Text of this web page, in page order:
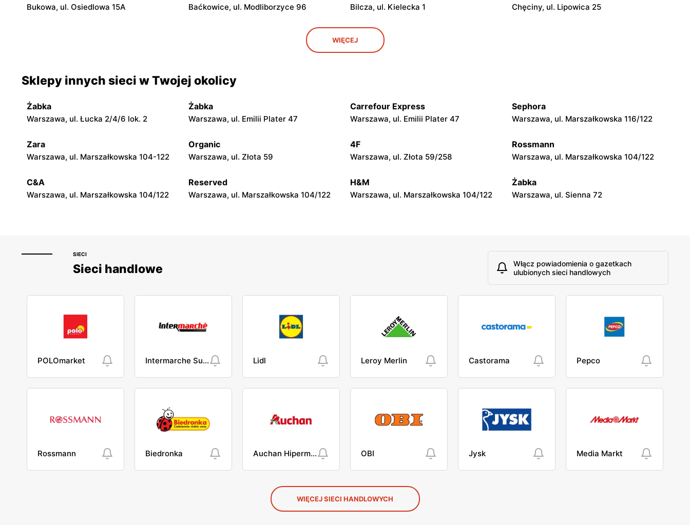
Bukowa, ul. Osiedlowa 15A Baćkowice, ul. Modliborzyce 96 Bilcza, ul. Kielecka 1 Chęciny, ul. Lipowica 25
moje sklepy
Gorzyce, ul. Szkolna 44
Jadachy, ul. Jadachy 111 Jeżowe, ul. Zalesie 77
moje sklepy
Górki, ul. Górki 71
moje sklepy
Gumniska, ul. Gumniska 157C
moje sklepy
Iwierzyce, ul. Iwierzyce 152A
moje sklepy
Tczew, ul. Franciszka Żwirki 61
moje sklepy
Hyżne, ul. Hyżne 100
moje sklepy
Jarosław, ul. Pełkińska 147
moje sklepy
Niebylec, ul. Niebylec 139
moje sklepy
Opole, ul. Grudzicka 45
WIĘCEJ
Sklepy innych sieci w Twojej okolicy
Żabka
Warszawa, ul. Łucka 2/4/6 lok. 2
Żabka
Warszawa, ul. Emilii Plater 47
Carrefour Express
Warszawa, ul. Emilii Plater 47
Sephora
Warszawa, ul. Marszałkowska 116/122
Zara
Warszawa, ul. Marszałkowska 104-122
Organic
Warszawa, ul. Złota 59
4F
Warszawa, ul. Złota 59/258
Rossmann
Warszawa, ul. Marszałkowska 104/122
C&A
Warszawa, ul. Marszałkowska 104/122
Reserved
Warszawa, ul. Marszałkowska 104/122
H&M
Warszawa, ul. Marszałkowska 104/122
Żabka
Warszawa, ul. Sienna 72
SIECI
Sieci handlowe
Włącz powiadomienia o gazetkach
ulubionych sieci handlowych
POLOmarket Intermarche Super Lidl Leroy Merlin Castorama Pepco
Rossmann Biedronka Auchan Hipermarket OBI Jysk Media Markt
WIĘCEJ SIECI HANDLOWYCH